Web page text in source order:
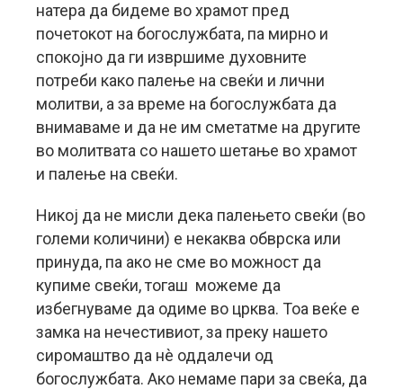
натера да бидеме во храмот пред
почетокот на богослужбата, па мирно и
спокојно да ги извршиме духовните
потреби како палење на свеќи и лични
молитви, а за време на богослужбата да
внимаваме и да не им сметатме на другите
во молитвата со нашето шетање во храмот
и палење на свеќи.
Никој да не мисли дека палењето свеќи (во
големи количини) е некаква обврска или
принуда, па ако не сме во можност да
купиме свеќи, тогаш можеме да
избегнуваме да одиме во црква. Тоа веќе е
замка на нечестивиот, за преку нашето
сиромаштво да нè оддалечи од
богослужбата. Ако немаме пари за свеќа, да